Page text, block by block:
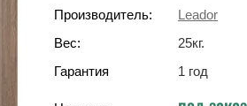
Производитель:
Leador
Вес:
25кг.
Гарантия
1 год